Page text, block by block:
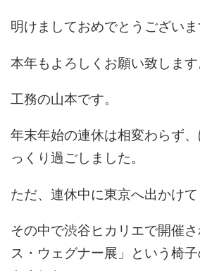
明けましておめでとうございま
本年もよろしくお願い致します
工務の山本です。
年末年始の連休は相変わらず
っくり過ごしました。
ただ、連休中に東京へ出かけて
その中で渋谷ヒカリエで開催
ス・ウェグナー展」という椅